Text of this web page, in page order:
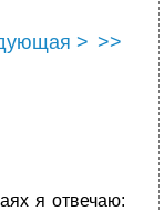
> >>
я отвечаю: